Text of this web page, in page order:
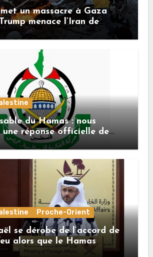
un massacre à Gaza
menace l’Iran de
du Hamas : nous
une réponse officielle de
concernant la feuille de
deuxième phase de l’accord
Proche-Orient
se dérobe de l’accord de
alors que le Hamas
engagements